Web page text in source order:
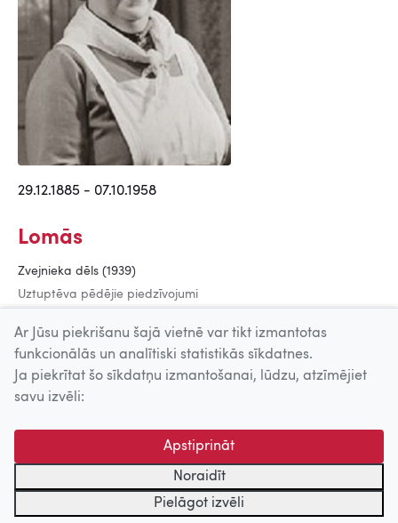
29.12.1885 - 07.10.1958
Lomās
Zvejnieka dēls (1939)
Uztuptēva pēdējie piedzīvojumi
Uz augšu
© 2026 Nacionālais Kino centrs, Kultūras informācijas sistēmu
centrs. Sadarbības partneris: Latvijas Valsts
kinofotofonodokumentu arhīvs.
Ar Jūsu piekrišanu šajā vietnē var tikt izmantotas
funkcionālās un analītiski statistikās sīkdatnes.
Ja piekrītat šo sīkdatņu izmantošanai, lūdzu, atzīmējiet
savu izvēli:
Apstiprināt
Noraidīt
Pielāgot izvēli